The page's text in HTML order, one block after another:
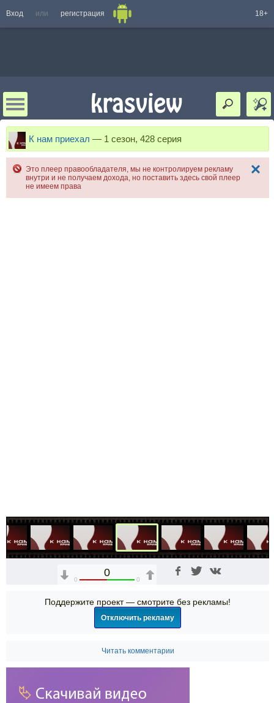
Вход или регистрация 18+
К нам приехал — 1 сезон, 428 серия
Это плеер правообладателя, мы не контролируем рекламу
внутри и не получаем дохода, но поставить здесь свой плеер
не имеем права
0
0 0
Поддержите проект — смотрите без рекламы!
Отключить рекламу
Читать комментарии